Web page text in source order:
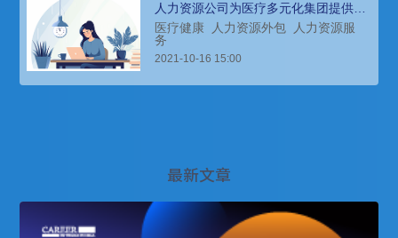
人力资源公司为医疗多元化集团提供大
量外包岗位
医疗健康 人力资源外包
人力资源服
务
2021-10-16 15:00
最新文章